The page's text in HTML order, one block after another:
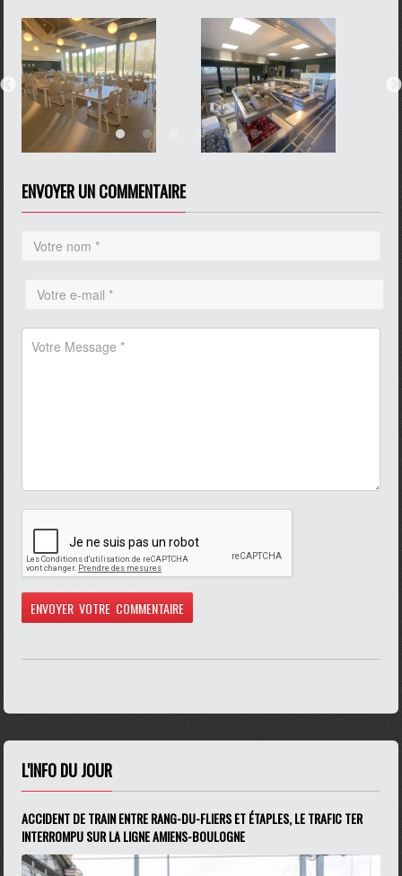
pause
ENVOYER UN COMMENTAIRE
L'INFO DU JOUR
ACCIDENT DE TRAIN ENTRE RANG-DU-FLIERS ET ÉTAPLES, LE TRAFIC TER
INTERROMPU SUR LA LIGNE AMIENS-BOULOGNE